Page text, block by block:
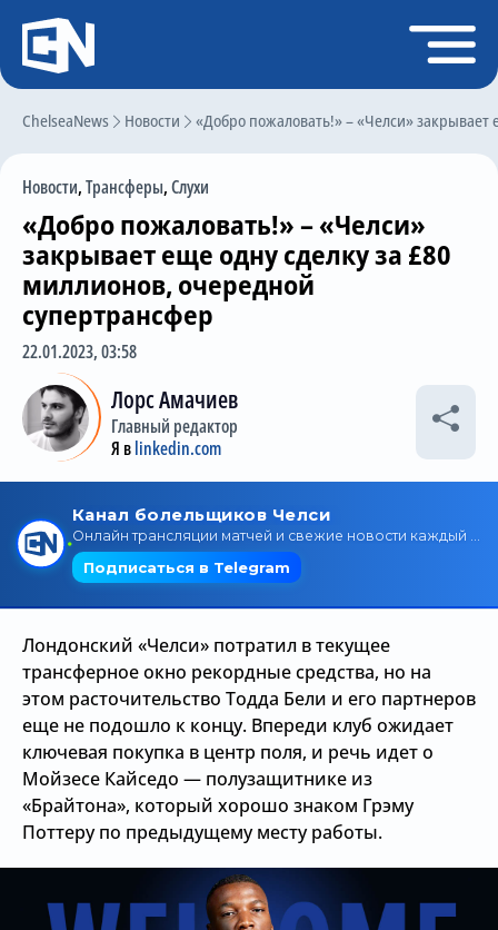
ChelseaNews Новости «Добро пожаловать!» – «Челси» закрывает
Новости,Трансферы,Слухи
«Добро пожаловать!» – «Челси»
закрывает еще одну сделку за £80
миллионов, очередной
супертрансфер
22.01.2023, 03:58
Лорс Амачиев
Главный редактор
Я вlinkedin.com
Лондонский «Челси» потратил в текущее
трансферное окно рекордные средства, но на
этом расточительство Тодда Бели и его партнеров
еще не подошло к концу. Впереди клуб ожидает
ключевая покупка в центр поля, и речь идет о
Мойзесе Кайседо — полузащитнике из
«Брайтона», который хорошо знаком Грэму
Поттеру по предыдущему месту работы.
Регистрация
Главная
Чат
Трансферы
Слухи
История Челси
Статистика
Календарь игр
Состав команды
Трансляции
Контакты